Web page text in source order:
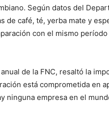
Según datos del
de café, té, yerba mate y
con el mismo
de la FNC, resaltó la
está comprometida en
ninguna empresa en el